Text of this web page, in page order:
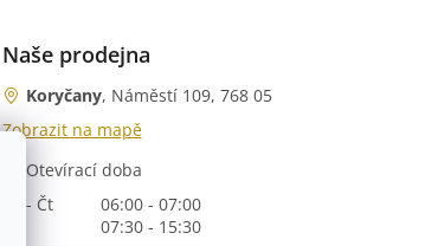
Naše prodejna
Koryčany, Náměstí 109, 768 05
Zobrazit na mapě
Otevírací doba
Po - Čt
06:00 - 07:00
07:30 - 15:30